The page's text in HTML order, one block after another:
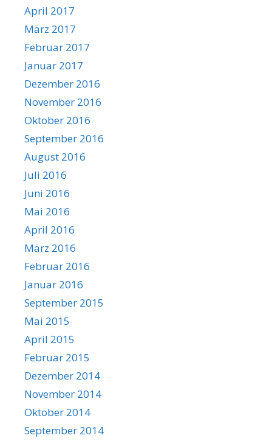
April 2017
März 2017
Februar 2017
Januar 2017
Dezember 2016
November 2016
Oktober 2016
September 2016
August 2016
Juli 2016
Juni 2016
Mai 2016
April 2016
März 2016
Februar 2016
Januar 2016
September 2015
Mai 2015
April 2015
Februar 2015
Dezember 2014
November 2014
Oktober 2014
September 2014